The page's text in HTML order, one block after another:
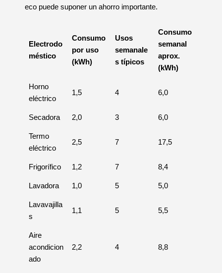
eco puede suponer un ahorro importante.
Electrodo
méstico
Consumo
por uso
(kWh)
Usos
semanale
s típicos
Consumo
semanal
aprox.
(kWh)
Horno
eléctrico
1,5 4 6,0
Secadora 2,0 3 6,0
Termo
eléctrico
2,5 7 17,5
Frigorífico 1,2 7 8,4
Lavadora 1,0 5 5,0
Lavavajilla
s
1,1 5 5,5
Aire
acondicion
ado
2,2 4 8,8